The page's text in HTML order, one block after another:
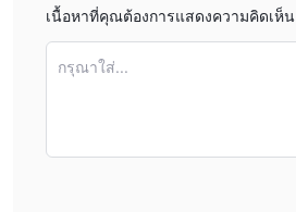
เนื้อหาที่คุณต้องการแสดงความคิดเห็น
กรุณาใส่...